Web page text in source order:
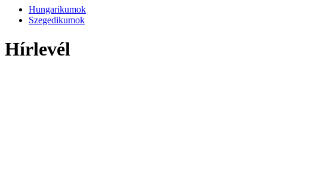
Hungarikumok
Szegedikumok
Hírlevél